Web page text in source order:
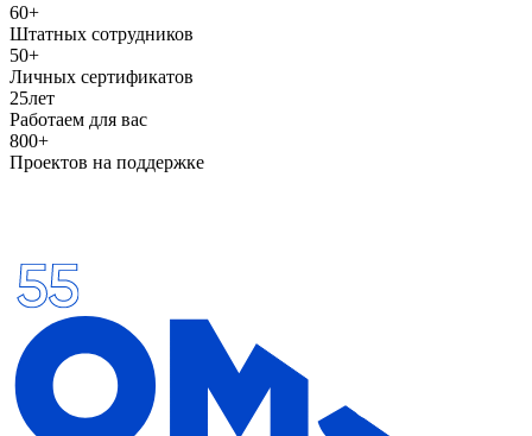
60+
Штатных сотрудников
50+
Личных сертификатов
25лет
Работаем для вас
800+
Проектов на поддержке